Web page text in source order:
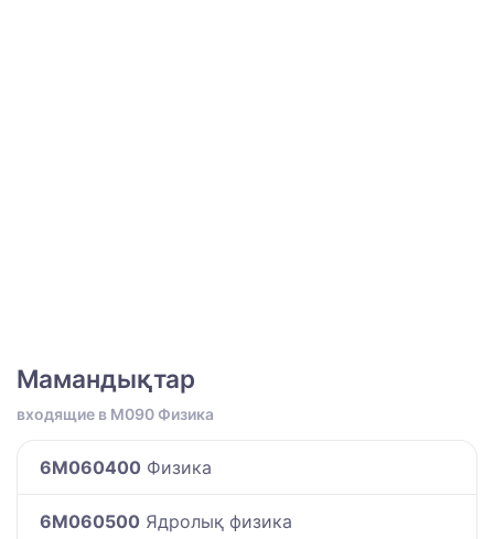
Мамандықтар
входящие в M090 Физика
6M060400 Физика
6M060500 Ядролық физика